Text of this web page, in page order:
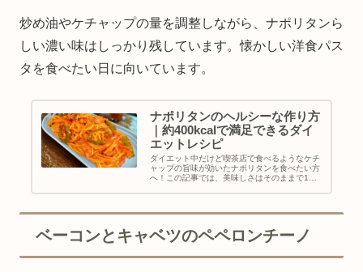
炒め油やケチャップの量を調整しながら、ナポリタンら
しい濃い味はしっかり残しています。懐かしい洋食パス
タを食べたい日に向いています。
ナポリタンのヘルシーな作り方
｜約400kcalで満足できるダイ
エットレシピ
ダイエット中だけど喫茶店で食べるようなケチ
ャップの旨味が効いたナポリタンを食べたい方
へ！この記事では、美味しさはそのままで1人
悪感ゼロで楽しめるダイエットレシピです。
ベーコンとキャベツのペペロンチーノ